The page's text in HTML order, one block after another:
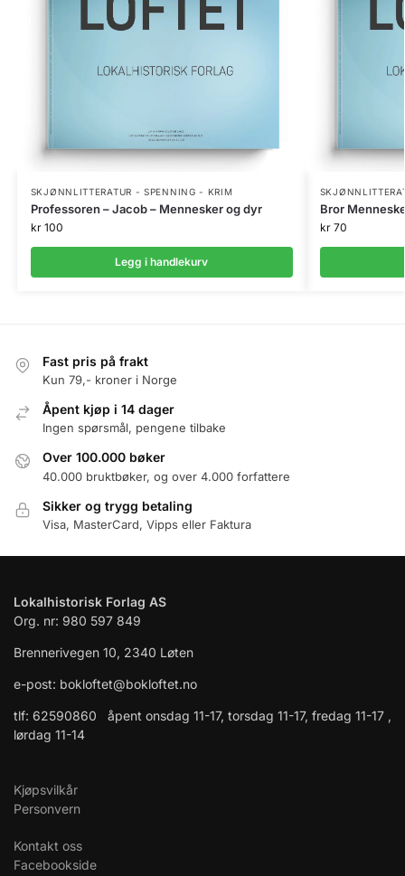
SKJØNNLITTERATUR - SPENNING - KRIM
Professoren – Jacob – Mennesker og dyr
kr100
Legg i handlekurv
Bror
kr70
Fast pris på frakt
Kun 79,- kroner i Norge
Åpent kjøp i 14 dager
Ingen spørsmål, pengene tilbake
Over 100.000 bøker
40.000 bruktbøker, og over 4.000 forfattere
Sikker og trygg betaling
Visa, MasterCard, Vipps eller Faktura
Lokalhistorisk Forlag AS
Org. nr: 980 597 849
Brennerivegen 10, 2340 Løten
e-post: bokloftet@bokloftet.no
tlf: 62590860 åpent onsdag 11-17, torsdag 11-17, fredag 11-17 ,
lørdag 11-14
Kjøpsvilkår
Personvern
Kontakt oss
Facebookside